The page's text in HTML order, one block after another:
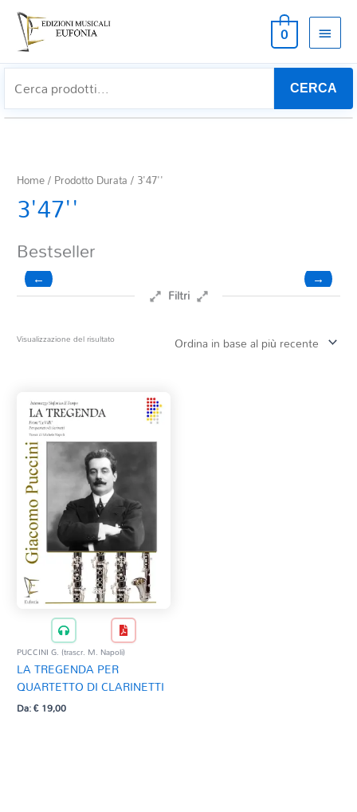
0
CERCA
Home/ Prodotto Durata / 3'47''
3'47''
Bestseller
← →
Filtri
Clarinetto basso
Composizioni originali
Natale
QR esecuzione
Trascrizioni e Arrangiamenti
Visualizzazione del risultato
PUCCINI G. (trascr. M. Napoli)
LA TREGENDA PER
QUARTETTO DI CLARINETTI
Da:€19,00